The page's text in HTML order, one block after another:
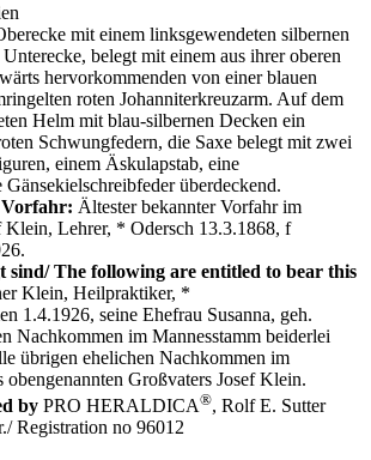
mit einem linksgewendeten silbernen
belegt mit einem aus ihrer oberen
hervorkommenden von einer blauen
roten Johanniterkreuzarm. Auf dem
Helm mit blau-silbernen Decken ein
Schwungfedern, die Saxe belegt mit zwei
einem Äskulapstab, eine
überdeckend.
Ältester bekannter Vorfahr im
Klein, Lehrer, * Odersch 13.3.1868, f
sind/ The following are entitled to bear this
Klein, Heilpraktiker, *
1.4.1926, seine Ehefrau Susanna, geh.
Nachkommen im Mannesstamm beiderlei
übrigen ehelichen Nachkommen im
obengenannten Großvaters Josef Klein.
by PRO HERALDICA®, Rolf E. Sutter
Registration no 96012